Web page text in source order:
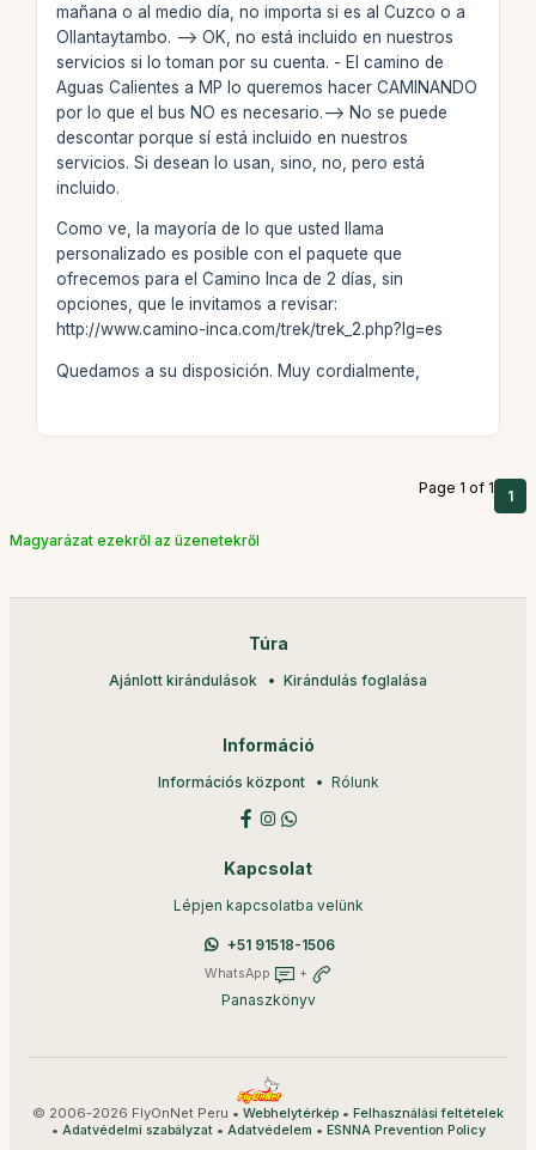
mañana o al medio día, no importa si es al Cuzco o a
Ollantaytambo. --> OK, no está incluido en nuestros
servicios si lo toman por su cuenta. - El camino de
Aguas Calientes a MP lo queremos hacer CAMINANDO
por lo que el bus NO es necesario.--> No se puede
descontar porque sí está incluido en nuestros
servicios. Si desean lo usan, sino, no, pero está
incluido.
Como ve, la mayoría de lo que usted llama
personalizado es posible con el paquete que
ofrecemos para el Camino Inca de 2 días, sin
opciones, que le invitamos a revisar:
http://www.camino-inca.com/trek/trek_2.php?lg=es
Quedamos a su disposición. Muy cordialmente,
Page 1 of 1 1
Magyarázat ezekről az üzenetekről
Túra
Ajánlott kirándulások Kirándulás foglalása
Információ
Információs központ Rólunk
Kapcsolat
Lépjen kapcsolatba velünk
+51 91518-1506
WhatsApp +
Panaszkönyv
© 2006-2026 FlyOnNet Peru • Webhelytérkép • Felhasználási feltételek
• Adatvédelmi szabályzat• Adatvédelem • ESNNA Prevention Policy